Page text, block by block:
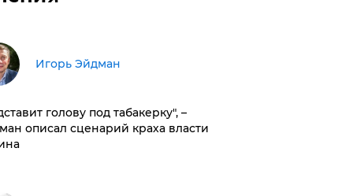
Игорь Эйдман
голову под табакерку", –
описал сценарий краха власти